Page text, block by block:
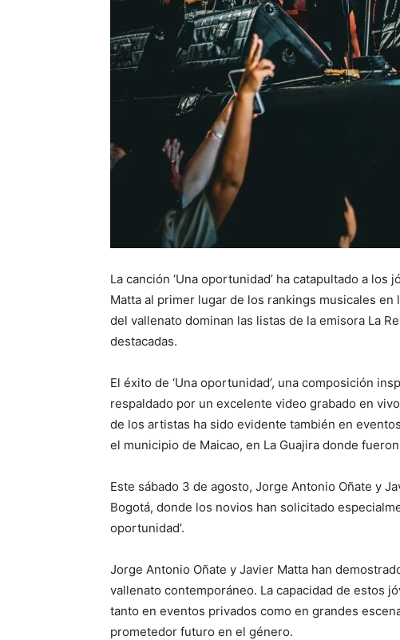
La canción ‘Una oportunidad’ ha catapultado a
Matta al primer lugar de los rankings musicales
del vallenato dominan las listas de la emisora La
destacadas.
El éxito de ‘Una oportunidad’, una composición
respaldado por un excelente video grabado en
de los artistas ha sido evidente también en
el municipio de Maicao, en La Guajira donde
Este sábado 3 de agosto, Jorge Antonio Oñate y
Bogotá, donde los novios han solicitado
oportunidad’.
Jorge Antonio Oñate y Javier Matta han
vallenato contemporáneo. La capacidad de estos
tanto en eventos privados como en grandes
prometedor futuro en el género.